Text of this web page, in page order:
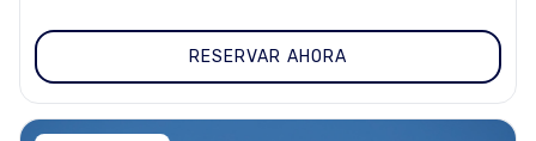
RESERVAR AHORA